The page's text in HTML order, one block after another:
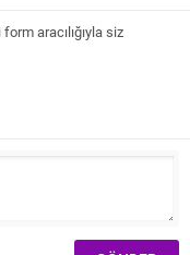
aracılığıyla siz